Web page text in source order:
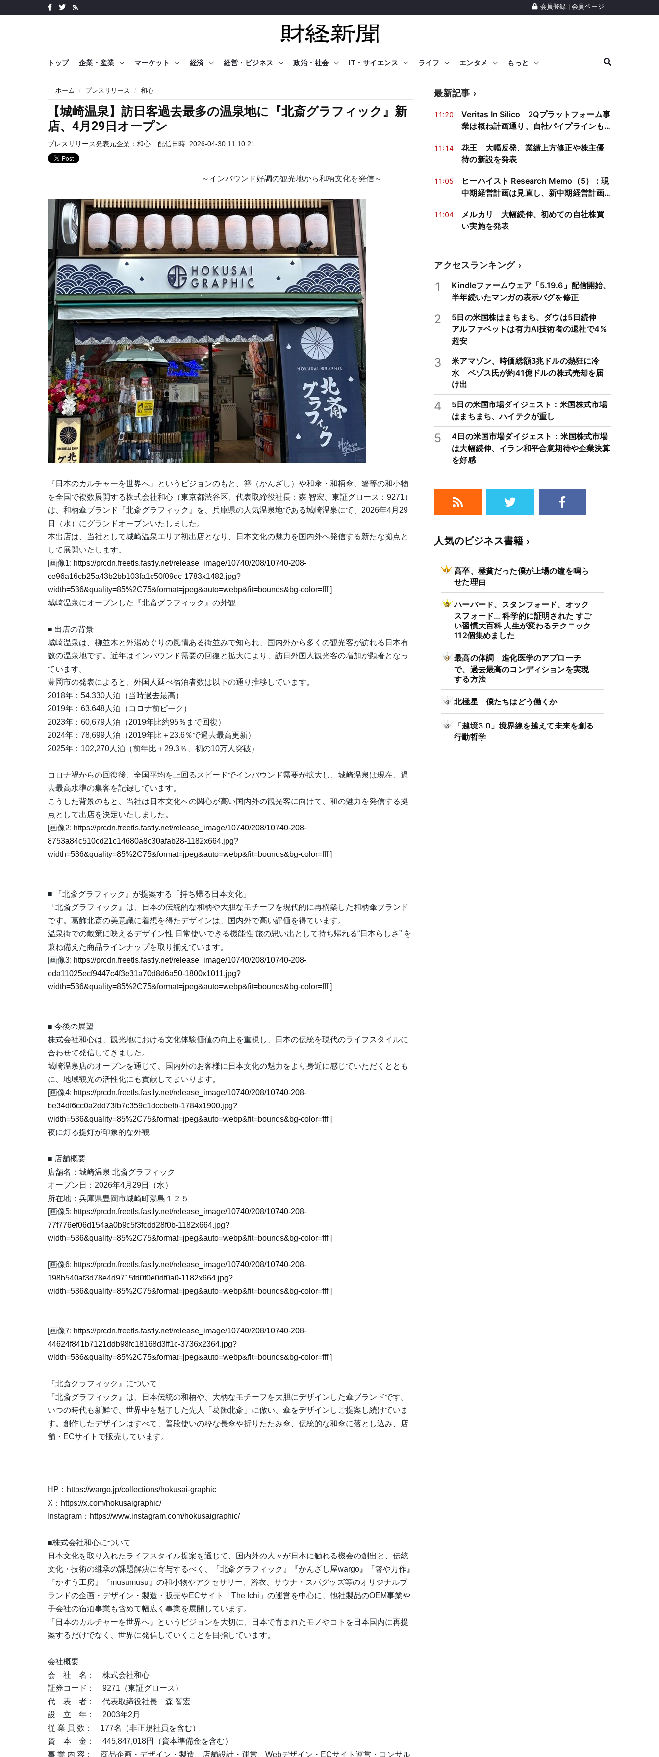
会員登録 会員ページ
トップ 企業・産業 マーケット 経済 経営・ビジネス 政治・社会 IT・サイエンス ライフ エンタメ もっと
ホーム プレスリリース 和心
【城崎温泉】訪日客過去最多の温泉地に『北斎グラフィック』新
店、4月29日オープン
プレスリリース発表元企業： 和心 配信日時: 2026-04-30 11:10:21
～インバウンド好調の観光地から和柄文化を発信～
『日本のカルチャーを世界へ』というビジョンのもと、簪（かんざし）や和傘・和柄傘、箸等の和小物
を全国で複数展開する株式会社和心（東京都渋谷区、代表取締役社長：森 智宏、東証グロース：9271）
は、和柄傘ブランド『北斎グラフィック』を、兵庫県の人気温泉地である城崎温泉にて、2026年4月29
日（水）にグランドオープンいたしました。
本出店は、当社として城崎温泉エリア初出店となり、日本文化の魅力を国内外へ発信する新たな拠点と
して展開いたします。
[画像1: https://prcdn.freetls.fastly.net/release_image/10740/208/10740-208-
ce96a16cb25a43b2bb103fa1c50f09dc-1783x1482.jpg?
width=536&quality=85%2C75&format=jpeg&auto=webp&fit=bounds&bg-color=fff]
城崎温泉にオープンした『北斎グラフィック』の外観
■ 出店の背景
城崎温泉は、柳並木と外湯めぐりの風情ある街並みで知られ、国内外から多くの観光客が訪れる日本有
数の温泉地です。近年はインバウンド需要の回復と拡大により、訪日外国人観光客の増加が顕著となっ
ています。
豊岡市の発表によると、外国人延べ宿泊者数は以下の通り推移しています。
2018年：54,330人泊（当時過去最高）
2019年：63,648人泊（コロナ前ピーク）
2023年：60,679人泊（2019年比約95％まで回復）
2024年：78,699人泊（2019年比＋23.6％で過去最高更新）
2025年：102,270人泊（前年比＋29.3％、初の10万人突破）
コロナ禍からの回復後、全国平均を上回るスピードでインバウンド需要が拡大し、城崎温泉は現在、過
去最高水準の集客を記録しています。
こうした背景のもと、当社は日本文化への関心が高い国内外の観光客に向けて、和の魅力を発信する拠
点として出店を決定いたしました。
[画像2: https://prcdn.freetls.fastly.net/release_image/10740/208/10740-208-
8753a84c510cd21c14680a8c30afab28-1182x664.jpg?
width=536&quality=85%2C75&format=jpeg&auto=webp&fit=bounds&bg-color=fff]
■ 『北斎グラフィック』が提案する「持ち帰る日本文化」
『北斎グラフィック』は、日本の伝統的な和柄や大胆なモチーフを現代的に再構築した和柄傘ブランド
です。葛飾北斎の美意識に着想を得たデザインは、国内外で高い評価を得ています。
温泉街での散策に映えるデザイン性 日常使いできる機能性 旅の思い出として持ち帰れる“日本らしさ” を
兼ね備えた商品ラインナップを取り揃えています。
[画像3: https://prcdn.freetls.fastly.net/release_image/10740/208/10740-208-
eda11025ecf9447c4f3e31a70d8d6a50-1800x1011.jpg?
width=536&quality=85%2C75&format=jpeg&auto=webp&fit=bounds&bg-color=fff]
■ 今後の展望
株式会社和心は、観光地における文化体験価値の向上を重視し、日本の伝統を現代のライフスタイルに
合わせて発信してきました。
城崎温泉店のオープンを通じて、国内外のお客様に日本文化の魅力をより身近に感じていただくととも
に、地域観光の活性化にも貢献してまいります。
[画像4: https://prcdn.freetls.fastly.net/release_image/10740/208/10740-208-
be34df6cc0a2dd73fb7c359c1dccbefb-1784x1900.jpg?
width=536&quality=85%2C75&format=jpeg&auto=webp&fit=bounds&bg-color=fff]
夜に灯る提灯が印象的な外観
■ 店舗概要
店舗名：城崎温泉 北斎グラフィック
オープン日：2026年4月29日（水）
所在地：兵庫県豊岡市城崎町湯島１２５
[画像5: https://prcdn.freetls.fastly.net/release_image/10740/208/10740-208-
77f776ef06d154aa0b9c5f3fcdd28f0b-1182x664.jpg?
width=536&quality=85%2C75&format=jpeg&auto=webp&fit=bounds&bg-color=fff]
[画像6: https://prcdn.freetls.fastly.net/release_image/10740/208/10740-208-
198b540af3d78e4d9715fd0f0e0df0a0-1182x664.jpg?
width=536&quality=85%2C75&format=jpeg&auto=webp&fit=bounds&bg-color=fff]
[画像7: https://prcdn.freetls.fastly.net/release_image/10740/208/10740-208-
44624f841b7121ddb98fc18168d3ff1c-3736x2364.jpg?
width=536&quality=85%2C75&format=jpeg&auto=webp&fit=bounds&bg-color=fff]
『北斎グラフィック』について
『北斎グラフィック』は、日本伝統の和柄や、大柄なモチーフを大胆にデザインした傘ブランドです。
いつの時代も新鮮で、世界中を魅了した先人「葛飾北斎」に倣い、傘をデザインしご提案し続けていま
す。創作したデザインはすべて、普段使いの粋な長傘や折りたたみ傘、伝統的な和傘に落とし込み、店
舗・ECサイトで販売しています。
HP： https://wargo.jp/collections/hokusai-graphic
X： https://x.com/hokusaigraphic/
Instagram： https://www.instagram.com/hokusaigraphic/
■株式会社和心について
日本文化を取り入れたライフスタイル提案を通じて、国内外の人々が日本に触れる機会の創出と、伝統
文化・技術の継承の課題解決に寄与するべく、『北斎グラフィック』『かんざし屋wargo』『箸や万作』
『かすう工房』『musumusu』の和小物やアクセサリー、浴衣、サウナ・スパグッズ等のオリジナルブ
ランドの企画・デザイン・製造・販売やECサイト「The Ichi」の運営を中心に、他社製品のOEM事業や
子会社の宿泊事業も含めて幅広く事業を展開しています。
『日本のカルチャーを世界へ』というビジョンを大切に、日本で育まれたモノやコトを日本国内に再提
案するだけでなく、世界に発信していくことを目指しています。
会社概要
会 社 名： 株式会社和心
証券コード： 9271（東証グロース）
代 表 者： 代表取締役社長 森 智宏
設 立 年： 2003年2月
従 業 員 数： 177名（非正規社員を含む）
資 本 金： 445,847,018円（資本準備金を含む）
事 業 内 容： 商品企画・デザイン・製造、店舗設計・運営、Webデザイン・ECサイト運営・コンサル
最新記事
11:20
Veritas In Silico 2Qプラットフォーム事
業は概ね計画通り、自社パイプラインも
11:14
花王 大幅反発、業績上方修正や株主優
待の新設を発表
11:05
ヒーハイスト Research Memo（5）：現
中期経営計画は見直し、新中期経営計画
11:04
メルカリ 大幅続伸、初めての自社株買
い実施を発表
アクセスランキング
1
Kindleファームウェア「5.19.6」配信開始、
半年続いたマンガの表示バグを修正
2
5日の米国株はまちまち、ダウは5日続伸
アルファベットは有力AI技術者の退社で4%
超安
3
米アマゾン、時価総額3兆ドルの熱狂に冷
水 ベゾス氏が約41億ドルの株式売却を届
け出
4
5日の米国市場ダイジェスト：米国株式市場
はまちまち、ハイテクが重し
5
4日の米国市場ダイジェスト：米国株式市場
は大幅続伸、イラン和平合意期待や企業決算
を好感
人気のビジネス書籍
高卒、極貧だった僕が上場の鐘を鳴ら
せた理由
ハーバード、スタンフォード、オック
スフォード… 科学的に証明された すご
い習慣大百科 人生が変わるテクニック
112個集めました
最高の体調 進化医学のアプローチ
で、過去最高のコンディションを実現
する方法
北極星 僕たちはどう働くか
「越境3.0」境界線を越えて未来を創る
行動哲学